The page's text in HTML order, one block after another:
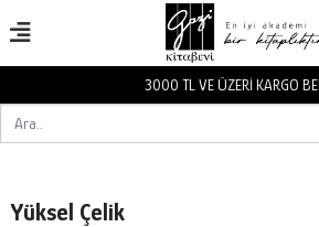
3000 TL VE ÜZERİ KARGO
Yüksel Çelik